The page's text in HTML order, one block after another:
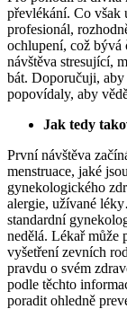
převlékání. Co však
profesionál,
ochlupení, což bývá
návštěva stresující,
bát. Doporučuji,
popovídaly, aby
Jak tedy
První návštěva
menstruace, jaké
gynekologického
alergie, užívané
standardní
nedělá. Lékař může
vyšetření zevních
pravdu o svém
podle těchto
poradit ohledně